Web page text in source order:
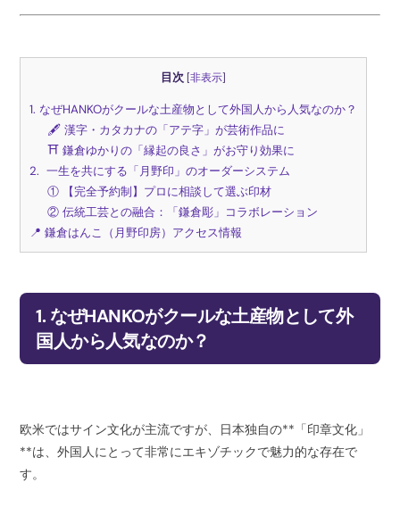
目次 [非表示]
1. なぜHANKOがクールな土産物として外国人から人気なのか？
🖋️ 漢字・カタカナの「アテ字」が芸術作品に
⛩️ 鎌倉ゆかりの「縁起の良さ」がお守り効果に
2. 一生を共にする「月野印」のオーダーシステム
① 【完全予約制】プロに相談して選ぶ印材
② 伝統工芸との融合：「鎌倉彫」コラボレーション
📍 鎌倉はんこ（月野印房）アクセス情報
1. なぜHANKOがクールな土産物として外
国人から人気なのか？
欧米ではサイン文化が主流ですが、日本独自の**「印章文化」
**は、外国人にとって非常にエキゾチックで魅力的な存在で
す。